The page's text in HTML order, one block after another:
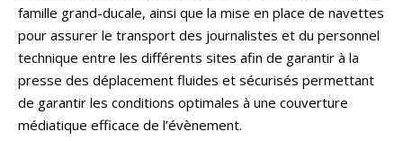
famille grand-ducale, ainsi que la mise en place de navettes
pour assurer le transport des journalistes et du personnel
technique entre les différents sites afin de garantir à la
presse des déplacement fluides et sécurisés permettant
de garantir les conditions optimales à une couverture
médiatique efficace de l’évènement.